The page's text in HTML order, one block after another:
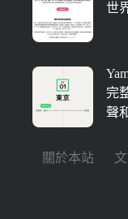
世
完
聲
關於本站